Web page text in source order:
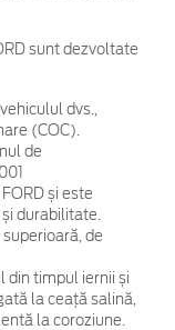
sunt dezvoltate
dvs.,
(COC).
de
și este
durabilitate.
de
din timpul iernii și
la ceață salină,
la coroziune.